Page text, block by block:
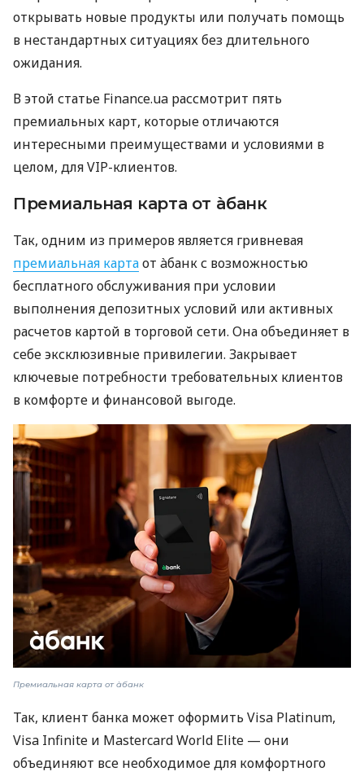
открывать новые продукты или получать помощь
в нестандартных ситуациях без длительного
ожидания.
В этой статье Finance.ua рассмотрит пять
премиальных карт, которые отличаются
интересными преимуществами и условиями в
целом, для VIP-клиентов.
Премиальная карта от àбанк
Так, одним из примеров является гривневая
премиальная картаот àбанк с возможностью
бесплатного обслуживания при условии
выполнения депозитных условий или активных
расчетов картой в торговой сети. Она объединяет в
себе эксклюзивные привилегии. Закрывает
ключевые потребности требовательных клиентов
в комфорте и финансовой выгоде.
Премиальная карта от àбанк
Так, клиент банка может оформить Visa Platinum,
Visa Infinite и Mastercard World Elite — они
объединяют все необходимое для комфортного